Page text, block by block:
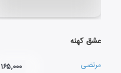
عشق کهنه
مرتضی ۱۶۵,۰۰۰ ت